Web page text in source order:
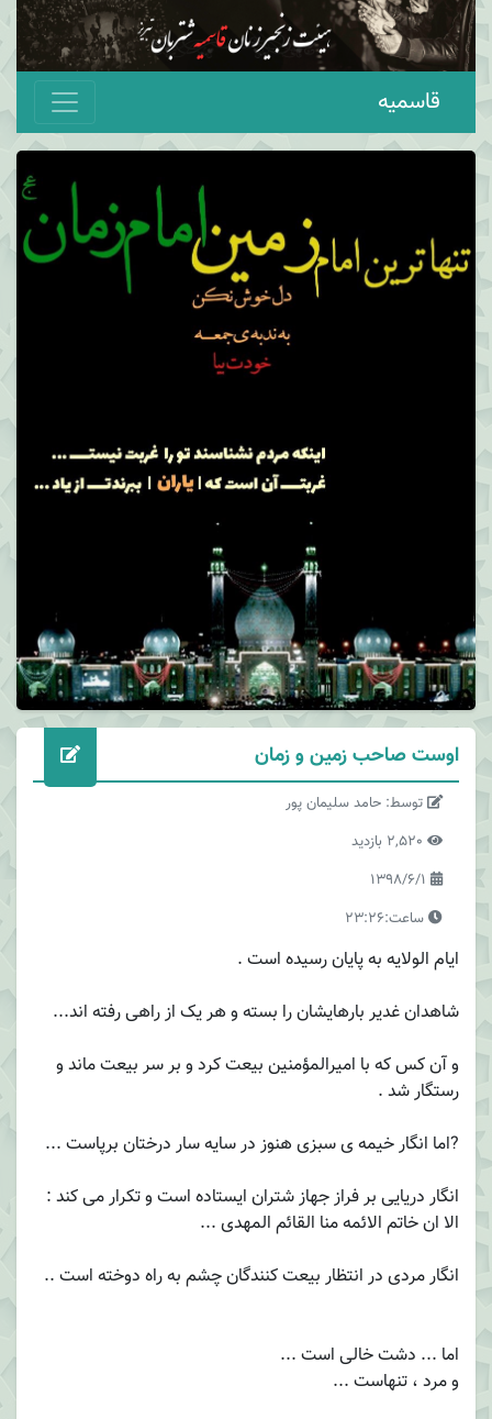
قاسمیه
اوست صاحب زمین و زمان
توسط: حامد سلیمان پور
ساعت:23:26
ایام الولایه به پایان رسیده است .
شاهدان غدیر بارهایشان را بسته و هر یک از راهی رفته اند...
و آن کس که با امیرالمؤمنین بیعت کرد و بر سر بیعت ماند و
رستگار شد .
?اما انگار خیمه ی سبزی هنوز در سایه سار درختان برپاست ...
انگار دریایی بر فراز جهاز شتران ایستاده است و تکرار می کند :
الا ان خاتم الائمه منا القائم المهدی ...
انگار مردی در انتظار بیعت کنندگان چشم به راه دوخته است ..
اما ... دشت خالی است ...
و مرد ، تنهاست ...